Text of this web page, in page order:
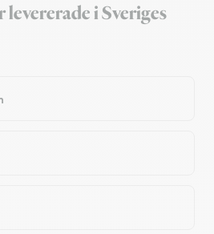
i Sveriges